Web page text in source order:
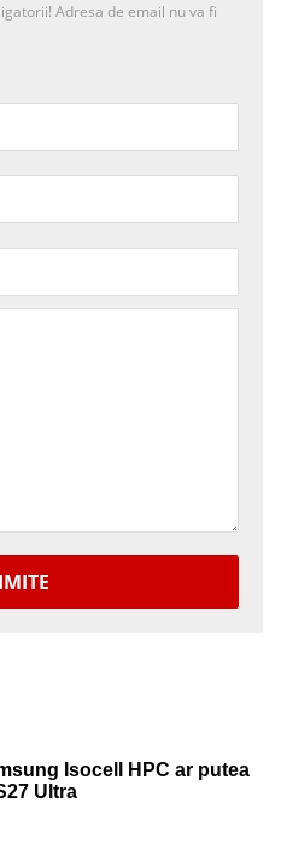
Adresa de email nu va fi
Isocell HPC ar putea
Ultra